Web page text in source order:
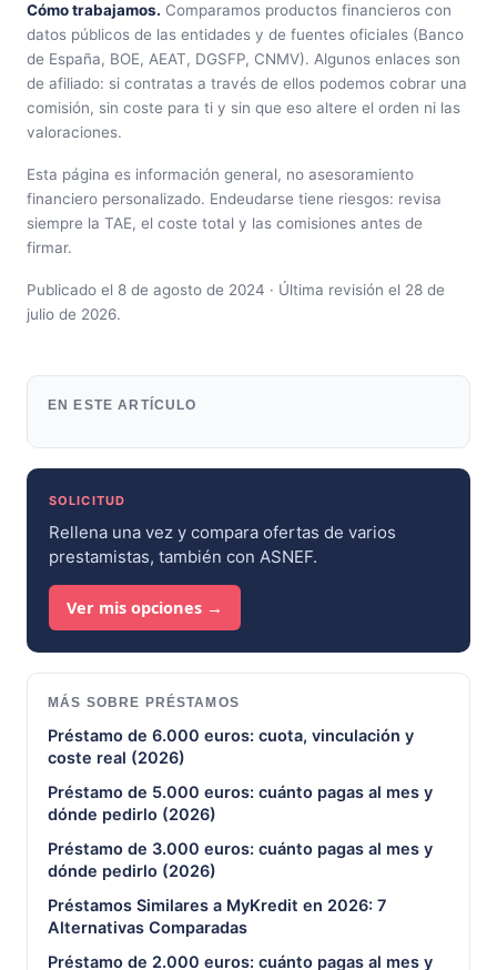
Cómo trabajamos. Comparamos productos financieros con
datos públicos de las entidades y de fuentes oficiales (Banco
de España, BOE, AEAT, DGSFP, CNMV). Algunos enlaces son
de afiliado: si contratas a través de ellos podemos cobrar una
comisión, sin coste para ti y sin que eso altere el orden ni las
valoraciones.
Esta página es información general, no asesoramiento
financiero personalizado. Endeudarse tiene riesgos: revisa
siempre la TAE, el coste total y las comisiones antes de
firmar.
Publicado el 8 de agosto de 2024 · Última revisión el 28 de
julio de 2026.
EN ESTE ARTÍCULO
SOLICITUD
Rellena una vez y compara ofertas de varios
prestamistas, también con ASNEF.
Ver mis opciones →
MÁS SOBRE PRÉSTAMOS
Préstamo de 6.000 euros: cuota, vinculación y
coste real (2026)
Préstamo de 5.000 euros: cuánto pagas al mes y
dónde pedirlo (2026)
Préstamo de 3.000 euros: cuánto pagas al mes y
dónde pedirlo (2026)
Préstamos Similares a MyKredit en 2026: 7
Alternativas Comparadas
Préstamo de 2.000 euros: cuánto pagas al mes y